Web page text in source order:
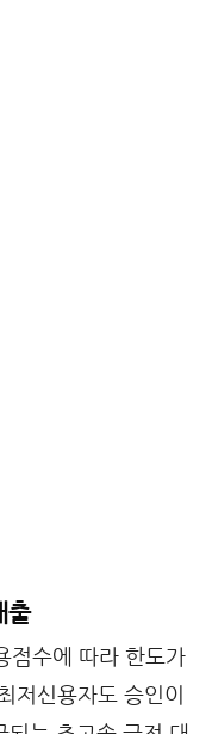
출
점수에 따라 한도가
저신용자도 승인이